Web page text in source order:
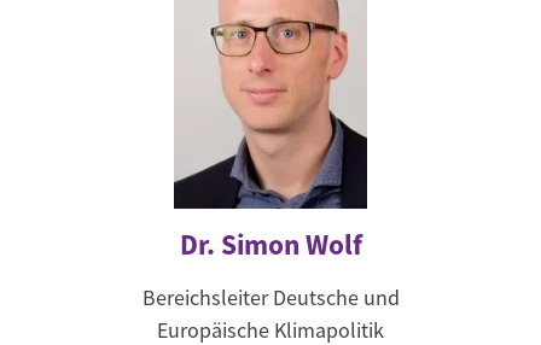
Dr. Simon Wolf
Bereichsleiter Deutsche und
Europäische Klimapolitik